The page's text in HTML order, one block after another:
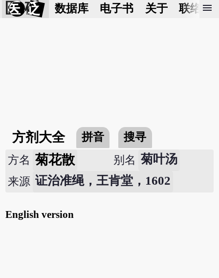
医 砭 数据库 电子书 关于 联络我
menu
方剂大全 拼音
搜寻
方名 菊花散 别名 菊叶汤
来源 证治准绳，王肯堂，1602
English version